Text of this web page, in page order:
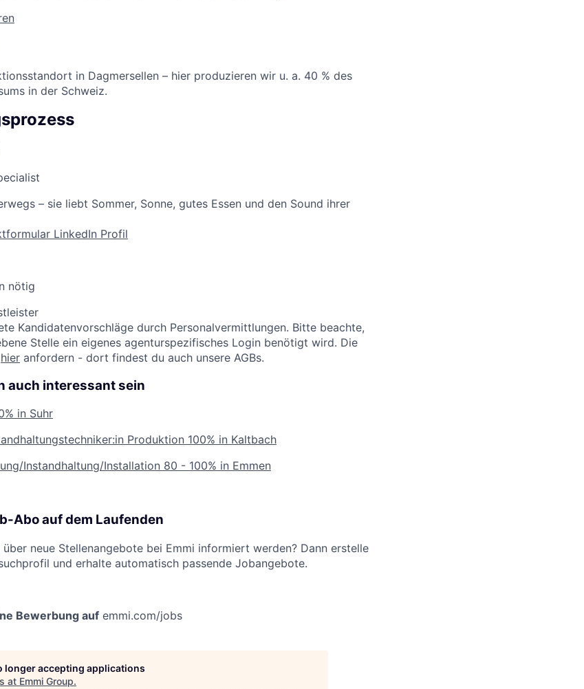
in Dagmersellen – hier produzieren wir u. a. 40 % des
in der Schweiz.
– sie liebt Sommer, Sonne, gutes Essen und den Sound ihrer
LinkedIn Profil
nötig
Kandidatenvorschläge durch Personalvermittlungen. Bitte beachte,
Stelle ein eigenes agenturspezifisches Login benötigt wird. Die
hier anfordern - dort findest du auch unsere AGBs.
auch interessant sein
in Suhr
Produktion 100% in Kaltbach
Instandhaltung/Installation 80 - 100% in Emmen
Abo auf dem Laufenden
neue Stellenangebote bei Emmi informiert werden? Dann erstelle
und erhalte automatisch passende Jobangebote.
Bewerbung auf emmi.com/jobs
longer accepting applications
at Emmi Group.